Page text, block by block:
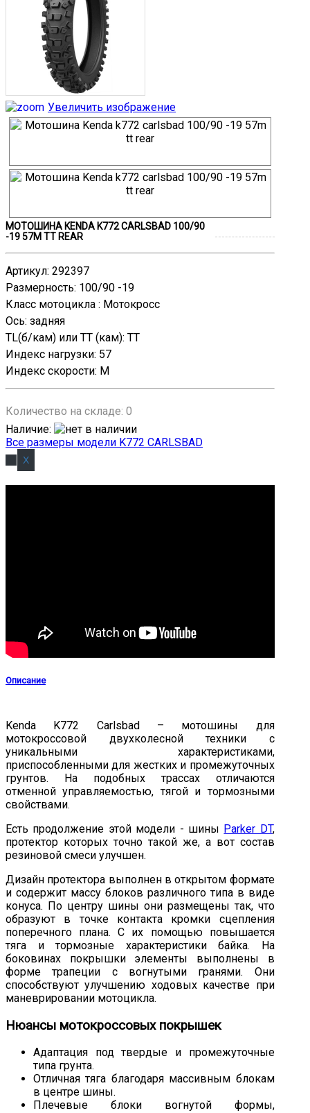
Увеличить изображение
МОТОШИНА KENDA K772 CARLSBAD 100/90
-19 57M TT REAR
Артикул: 292397
Размерность: 100/90 -19
Класс мотоцикла : Мотокросс
Ось: задняя
TL(б/кам) или TT (кам): TT
Индекс нагрузки: 57
Индекс скорости: M
Количество на складе: 0
Наличие:
Все размеры модели K772 CARLSBAD
Описание
Kenda K772 Carlsbad – мотошины для
мотокроссовой двухколесной техники с
уникальными характеристиками,
приспособленными для жестких и промежуточных
грунтов. На подобных трассах отличаются
отменной управляемостью, тягой и тормозными
свойствами.
Есть продолжение этой модели - шины Parker DT,
протектор которых точно такой же, а вот состав
резиновой смеси улучшен.
Дизайн протектора выполнен в открытом формате
и содержит массу блоков различного типа в виде
конуса. По центру шины они размещены так, что
образуют в точке контакта кромки сцепления
поперечного плана. С их помощью повышается
тяга и тормозные характеристики байка. На
боковинах покрышки элементы выполнены в
форме трапеции с вогнутыми гранями. Они
способствуют улучшению ходовых качестве при
маневрировании мотоцикла.
Нюансы мотокроссовых покрышек
Адаптация под твердые и промежуточные
типа грунта.
Отличная тяга благодаря массивным блокам
в центре шины.
Плечевые блоки вогнутой формы,